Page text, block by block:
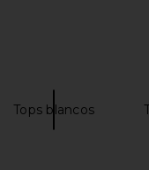
Tops blancos